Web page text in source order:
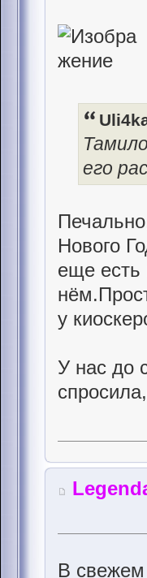
его
Нового
еще есть
у
У нас до
В